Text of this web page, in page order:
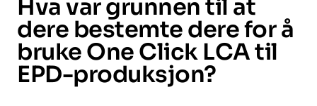
Hva var grunnen til at
dere bestemte dere for å
bruke One Click LCA til
EPD-produksjon?